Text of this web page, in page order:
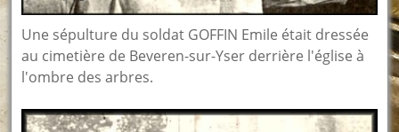
Une sépulture du soldat GOFFIN Emile était dressée
au cimetière de Beveren-sur-Yser derrière l'église à
l'ombre des arbres.